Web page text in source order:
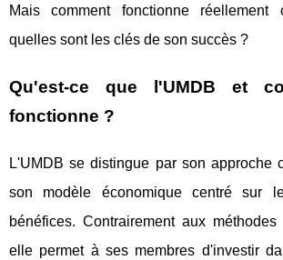
Mais comment fonctionne
quelles sont les clés de son succès ?
Qu'est-ce que l'UMDB et
fonctionne ?
L'UMDB se distingue par son approche
son modèle économique centré sur
bénéfices. Contrairement aux méthodes
elle permet à ses membres d'investir